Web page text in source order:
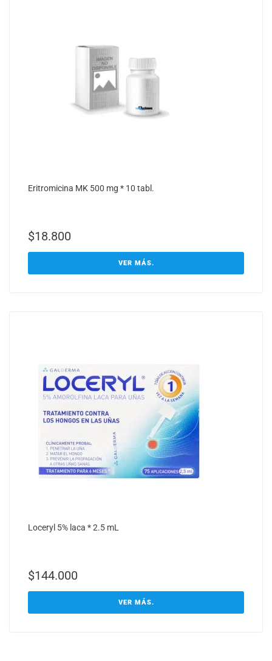
Eritromicina MK 500 mg * 10 tabl.
$18.800
VER MÁS.
Loceryl 5% laca * 2.5 mL
$144.000
VER MÁS.